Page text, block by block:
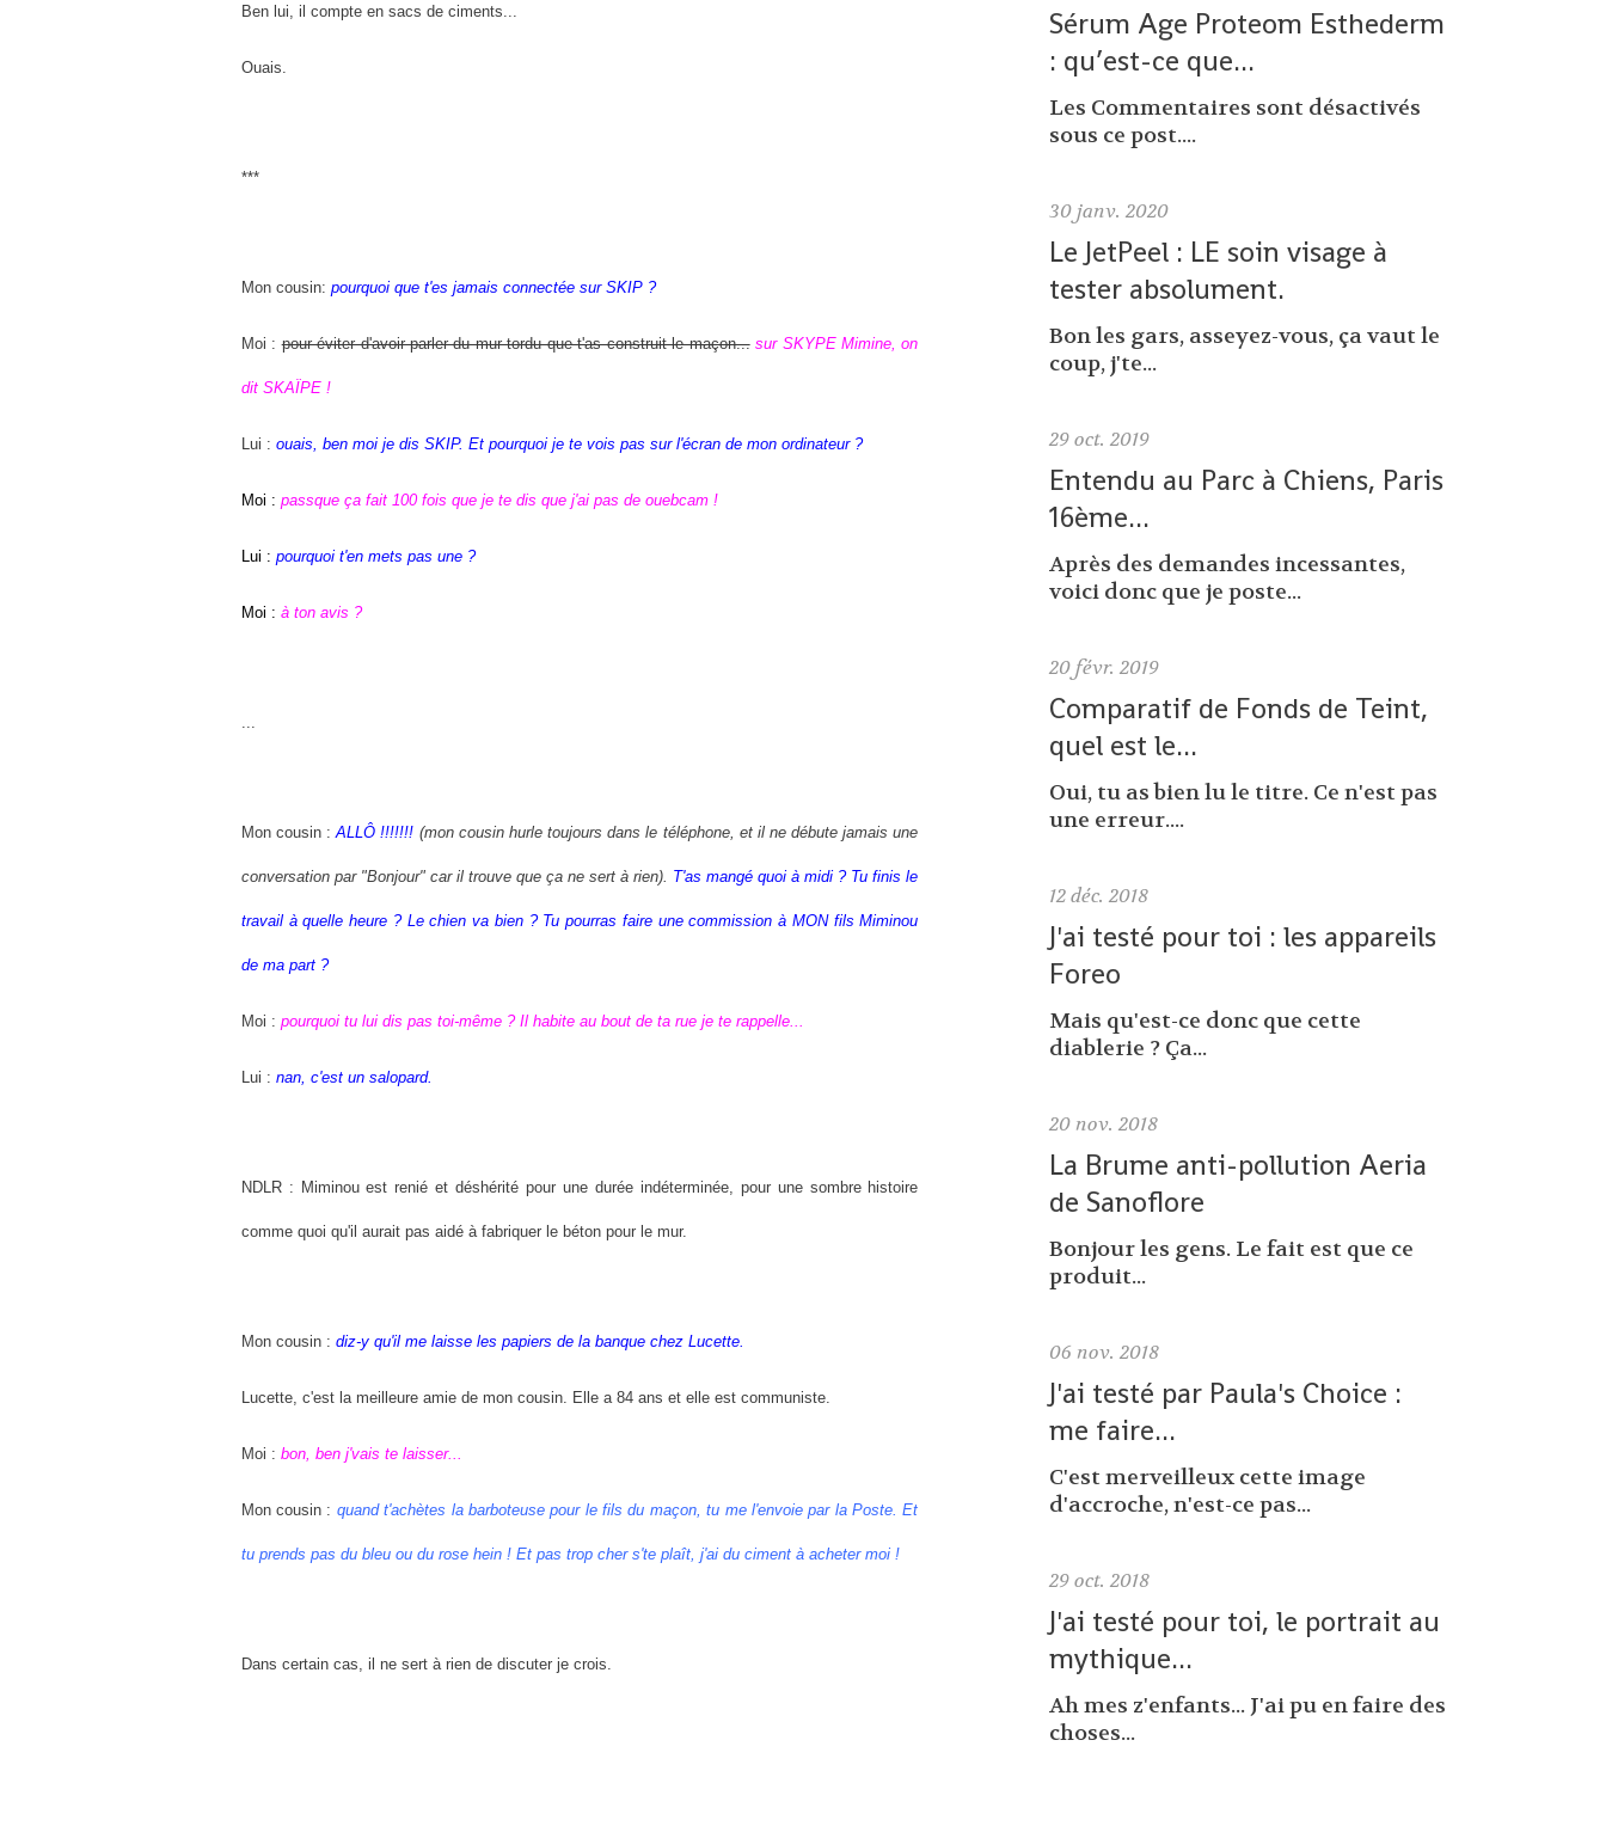
Ben lui, il compte en sacs de ciments...
Ouais.
***
Mon cousin: pourquoi que t'es jamais connectée sur SKIP ?
Moi :pour éviter d'avoir parler du mur tordu que t'as construit le maçon... sur SKYPE Mimine, on
dit SKAÏPE !
Lui : ouais, ben moi je dis SKIP. Et pourquoi je te vois pas sur l'écran de mon ordinateur ?
Moi : passque ça fait 100 fois que je te dis que j'ai pas de ouebcam !
Lui : pourquoi t'en mets pas une ?
Moi : à ton avis ?
Mon cousin :ALLÔ !!!!!!! (mon cousin hurle toujours dans le téléphone, et il ne débute jamais une
conversation par "Bonjour" car il trouve que ça ne sert à rien). T'as mangé quoi à midi ? Tu finis le
travail à quelle heure ? Le chien va bien ? Tu pourras faire une commission à MON fils Miminou
de ma part ?
Moi : pourquoi tu lui dis pas toi-même ? Il habite au bout de ta rue je te rappelle...
Lui : nan, c'est un salopard.
NDLR : Miminouest renié et déshérité pour une durée indéterminée, pour une sombre histoire
comme quoi qu'il aurait pas aidé à fabriquer le béton pour le mur.
Mon cousin : diz-y qu'il me laisse les papiers de la banque chez Lucette.
Lucette, c'est la meilleure amie de mon cousin. Elle a 84 ans et elle est communiste.
Moi : bon, ben j'vais te laisser...
Mon cousin : quand t'achètes la barboteuse pour le fils du maçon, tu me l'envoie par la Poste. Et
tu prends pas du bleu ou du rose hein ! Et pas trop cher s'te plaît, j'ai du ciment à acheter moi !
Dans certain cas, il ne sert à rien de discuter je crois.
Sérum Age Proteom Esthederm
: qu’est-ce que...
Les Commentaires sont désactivés
sous ce post....
30 janv. 2020
Le JetPeel : LE soin visage à
tester absolument.
Bon les gars, asseyez-vous, ça vaut le
coup, j'te...
29 oct. 2019
Entendu au Parc à Chiens, Paris
16ème...
Après des demandes incessantes,
voici donc que je poste...
20 févr. 2019
Comparatif de Fonds de Teint,
quel est le...
Oui, tu as bien lu le titre. Ce n'est pas
une erreur....
12 déc. 2018
J'ai testé pour toi : les appareils
Foreo
Mais qu'est-ce donc que cette
diablerie ? Ça...
20 nov. 2018
La Brume anti-pollution Aeria
de Sanoflore
Bonjour les gens. Le fait est que ce
produit...
06 nov. 2018
J'ai testé par Paula's Choice :
me faire...
C'est merveilleux cette image
d'accroche, n'est-ce pas...
29 oct. 2018
J'ai testé pour toi, le portrait au
mythique...
Ah mes z'enfants... J'ai pu en faire des
choses...